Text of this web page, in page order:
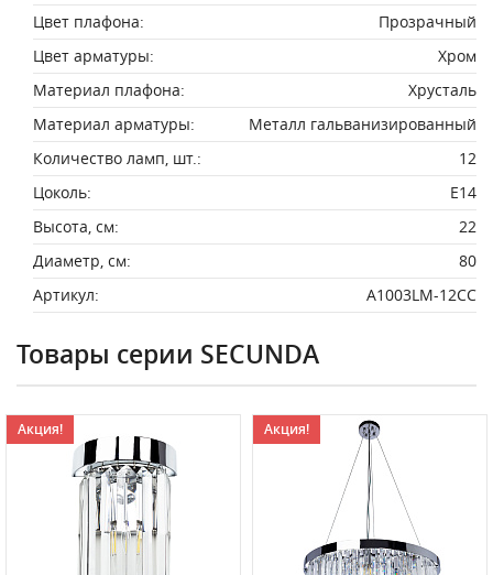
Цвет плафона:
Прозрачный
Цвет арматуры:
Хром
Материал плафона:
Хрусталь
Материал арматуры:
Металл гальванизированный
Количество ламп, шт.:
12
Цоколь:
E14
Высота, см:
22
Диаметр, см:
80
Артикул:
A1003LM-12CC
Товары серии SECUNDA
Акция! Акция!